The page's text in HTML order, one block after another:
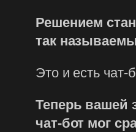
Решением
так
Это и есть чат-
Теперь вашей
чат-бот мог